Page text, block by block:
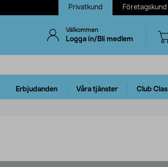
Privatkund Företagskund
Välkommen
Logga in/Bli medlem
Erbjudanden Våra tjänster Club Clas